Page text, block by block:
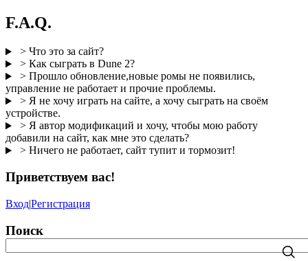
F.A.Q.
> Что это за сайт?
> Как сыграть в Dune 2?
> Прошло обновление,новые ромы не появились,
управление не работает и прочие проблемы.
> Я не хочу играть на сайте, а хочу сыграть на своём
устройстве.
> Я автор модификаций и хочу, чтобы мою работу
добавили на сайт, как мне это сделать?
> Ничего не работает, сайт тупит и тормозит!
Приветствуем вас!
Вход|Регистрация
Поиск